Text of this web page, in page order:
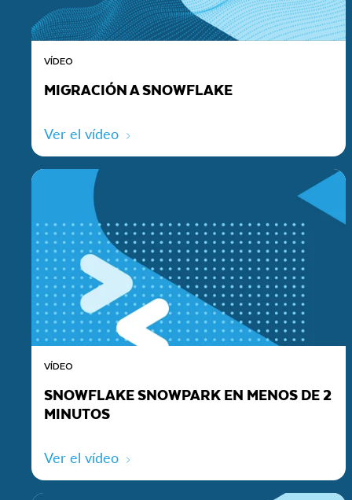
VÍDEO
MIGRACIÓN A SNOWFLAKE
Ver el vídeo
VÍDEO
SNOWFLAKE SNOWPARK EN MENOS DE 2
MINUTOS
Ver el vídeo